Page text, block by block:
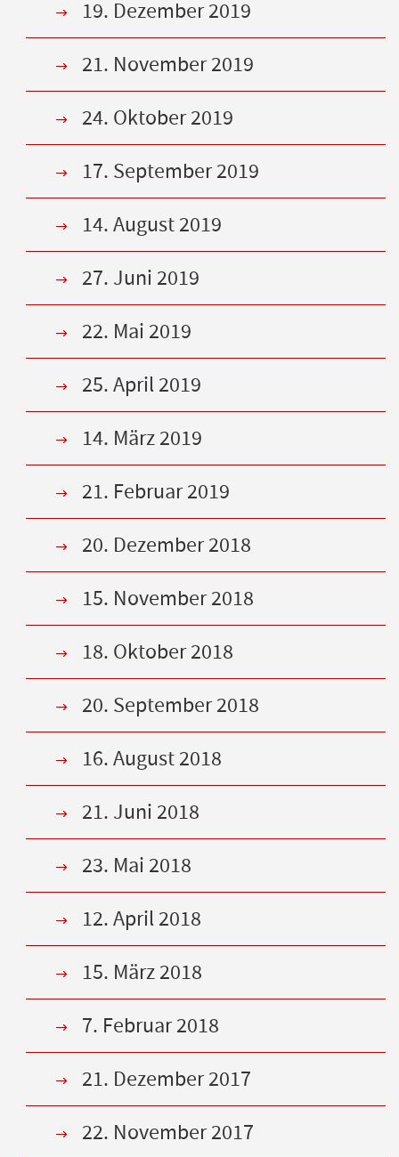
19. Dezember 2019
21. November 2019
24. Oktober 2019
17. September 2019
14. August 2019
27. Juni 2019
22. Mai 2019
25. April 2019
14. März 2019
21. Februar 2019
20. Dezember 2018
15. November 2018
18. Oktober 2018
20. September 2018
16. August 2018
21. Juni 2018
23. Mai 2018
12. April 2018
15. März 2018
7. Februar 2018
21. Dezember 2017
22. November 2017